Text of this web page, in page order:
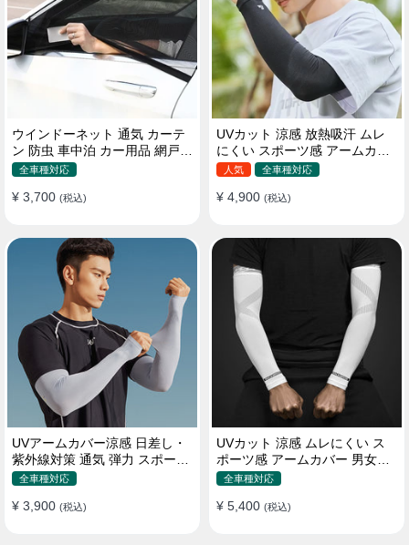
ウインドーネット 通気 カーテ
ン 防虫 車中泊 カー用品 網戸
取付簡単
全車種対応
¥ 3,700 (税込)
UVカット 涼感 放熱吸汗 ムレ
にくい スポーツ感 アームカバ
ー 男女汎用
人気 全車種対応
¥ 4,900 (税込)
UVアームカバー涼感 日差し・
紫外線対策 通気 弾力 スポーツ
感 メンズ
全車種対応
¥ 3,900 (税込)
UVカット 涼感 ムレにくい ス
ポーツ感 アームカバー 男女汎
用 xs-xxl
全車種対応
¥ 5,400 (税込)